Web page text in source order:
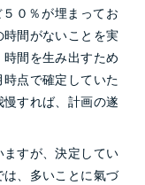
０％が埋まってお
間がないことを実
間を生み出すため
点で確定していた
すれば、計画の遂
すが、決定してい
、多いことに氣づ